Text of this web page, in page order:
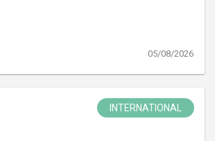
05/08/2026
INTERNATIONAL